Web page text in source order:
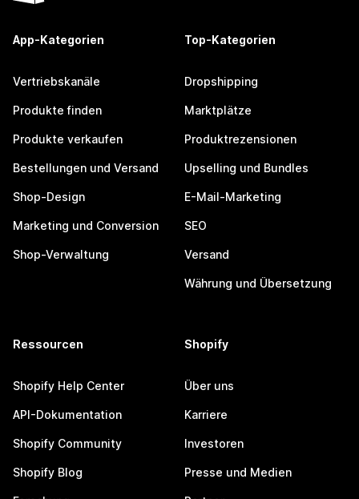
App-Kategorien
Vertriebskanäle
Produkte finden
Produkte verkaufen
Bestellungen und Versand
Shop-Design
Marketing und Conversion
Shop-Verwaltung
Top-Kategorien
Dropshipping
Marktplätze
Produktrezensionen
Upselling und Bundles
E-Mail-Marketing
SEO
Versand
Währung und Übersetzung
Ressourcen
Shopify Help Center
API-Dokumentation
Shopify Community
Shopify Blog
Shopify
Über uns
Karriere
Investoren
Presse und Medien